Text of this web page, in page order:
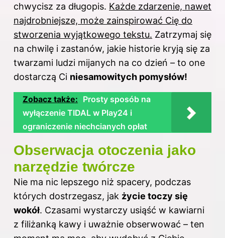
chwycisz za długopis. Każde zdarzenie, nawet
najdrobniejsze, może zainspirować Cię do
stworzenia wyjątkowego tekstu. Zatrzymaj się
na chwilę i zastanów, jakie historie kryją się za
twarzami ludzi mijanych na co dzień – to one
dostarczą Ci niesamowitych pomysłów!
Zobacz także: Prosty sposób na
wyłączenie TIDAL w Play24 i
ograniczenie niechcianych opłat
Obserwacja otoczenia jako
narzędzie twórcze
Nie ma nic lepszego niż spacery, podczas
których dostrzegasz, jak życie toczy się
wokół. Czasami wystarczy usiąść w kawiarni
z filiżanką kawy i uważnie obserwować – ten